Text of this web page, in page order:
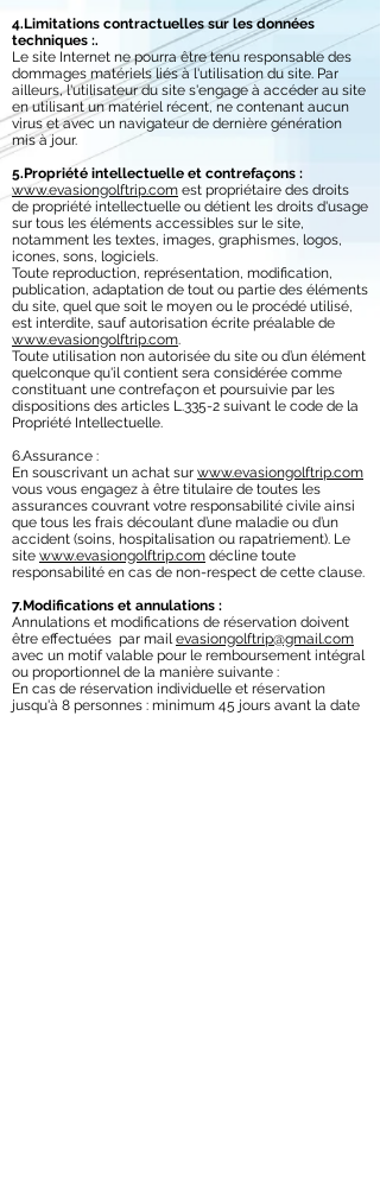
4.Limitations contractuelles sur les données
techniques :.
Le site Internet ne pourra être tenu responsable des
dommages matériels liés à l'utilisation du site. Par
ailleurs, l'utilisateur du site s'engage à accéder au site
en utilisant un matériel récent, ne contenant aucun
virus et avec un navigateur de dernière génération
mis à jour.
5.Propriété intellectuelle et contrefaçons :
www.evasiongolftrip.com est propriétaire des droits
de propriété intellectuelle ou détient les droits d'usage
sur tous les éléments accessibles sur le site,
notamment les textes, images, graphismes, logos,
icones, sons, logiciels.
Toute reproduction, représentation, modification,
publication, adaptation de tout ou partie des éléments
du site, quel que soit le moyen ou le procédé utilisé,
est interdite, sauf autorisation écrite préalable de
www.evasiongolftrip.com.
Toute utilisation non autorisée du site ou d’un élément
quelconque qu'il contient sera considérée comme
constituant une contrefaçon et poursuivie par les
dispositions des articles L.335-2 suivant le code de la
Propriété Intellectuelle.
6.Assurance :
En souscrivant un achat sur www.evasiongolftrip.com
vous vous engagez à être titulaire de toutes les
assurances couvrant votre responsabilité civile ainsi
que tous les frais découlant d’une maladie ou d’un
accident (soins, hospitalisation ou rapatriement). Le
site www.evasiongolftrip.com décline toute
responsabilité en cas de non-respect de cette clause.
7.Modifications et annulations :
Annulations et modifications de réservation doivent
être effectuées par mailevasiongolftrip@gmail.com
avec un motif valable pour le remboursement intégral
ou proportionnel de la manière suivante :
En cas de réservation individuelle et réservation
jusqu'à 8 personnes : minimum 45 jours avant la date